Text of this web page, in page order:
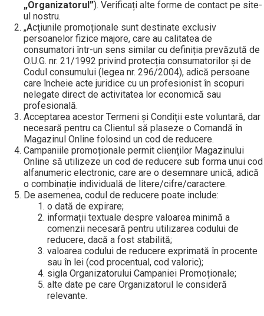
„Organizatorul”). Verificați alte forme de contact pe site-
ul nostru.
„Acțiunile promoționale sunt destinate exclusiv
persoanelor fizice majore, care au calitatea de
consumatori într-un sens similar cu definiția prevăzută de
O.U.G. nr. 21/1992 privind protecția consumatorilor și de
Codul consumului (legea nr. 296/2004), adică persoane
care încheie acte juridice cu un profesionist în scopuri
nelegate direct de activitatea lor economică sau
profesională.
Acceptarea acestor Termeni și Condiții este voluntară, dar
necesară pentru ca Clientul să plaseze o Comandă în
Magazinul Online folosind un cod de reducere.
Campaniile promoționale permit clienților Magazinului
Online să utilizeze un cod de reducere sub forma unui cod
alfanumeric electronic, care are o desemnare unică, adică
o combinație individuală de litere/cifre/caractere.
De asemenea, codul de reducere poate include:
o dată de expirare;
informații textuale despre valoarea minimă a
comenzii necesară pentru utilizarea codului de
reducere, dacă a fost stabilită;
valoarea codului de reducere exprimată în procente
sau în lei (cod procentual, cod valoric);
sigla Organizatorului Campaniei Promoționale;
alte date pe care Organizatorul le consideră
relevante.